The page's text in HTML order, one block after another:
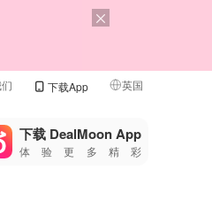
下载App 英国
🇺🇸
🇨🇳 中国
下载 DealMoon App
体验更多精彩